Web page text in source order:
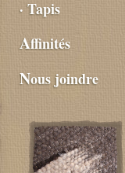
· Tapis
Affinités
Nous joindre